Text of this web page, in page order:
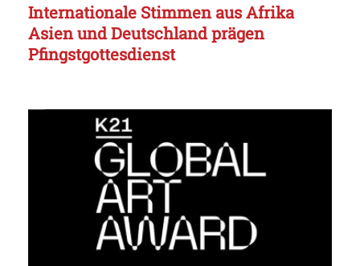
Internationale Stimmen aus Afrika
Asien und Deutschland prägen
Pfingstgottesdienst